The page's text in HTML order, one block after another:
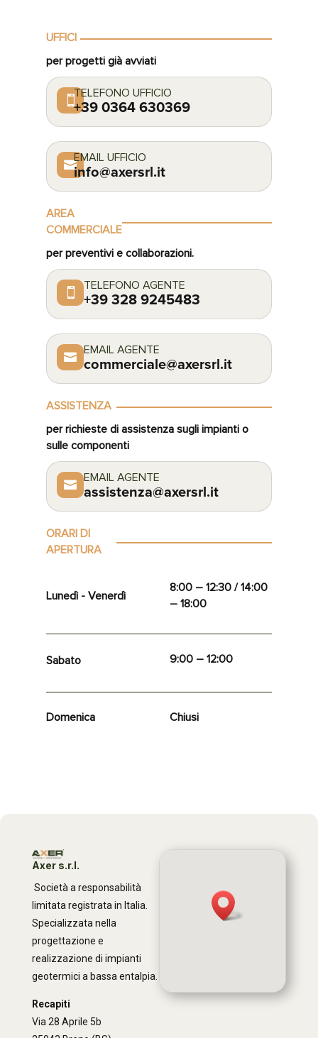
UFFICI
per progetti già avviati

TELEFONO UFFICIO
+39 0364 630369

EMAIL UFFICIO
info@axersrl.it
AREA
COMMERCIALE
per preventivi e collaborazioni.

TELEFONO AGENTE
+39 328 9245483

EMAIL AGENTE
commerciale@axersrl.it
ASSISTENZA
per richieste di assistenza sugli impianti o
sulle componenti

EMAIL AGENTE
assistenza@axersrl.it
ORARI DI
APERTURA
Lunedì - Venerdì
8:00 – 12:30 / 14:00
– 18:00
Sabato 9:00 – 12:00
Domenica Chiusi
Axer s.r.l.
Società a responsabilità
limitata registrata in Italia.
Specializzata nella
progettazione e
realizzazione di impianti
geotermici a bassa entalpia.
Recapiti
Via 28 Aprile 5b